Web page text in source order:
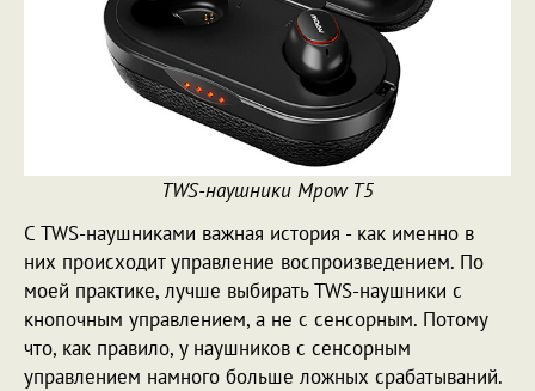
TWS-наушники Mpow T5
С TWS-наушниками важная история - как именно в
них происходит управление воспроизведением. По
моей практике, лучше выбирать TWS-наушники с
кнопочным управлением, а не с сенсорным. Потому
что, как правило, у наушников с сенсорным
управлением намного больше ложных срабатываний.